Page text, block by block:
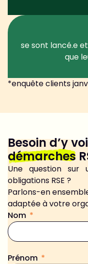
se sont lancé.e
que
*enquête clients
Besoin d’y
démarches
Une question
obligations RSE ?
Parlons-en
adaptée à votre
Nom
Prénom